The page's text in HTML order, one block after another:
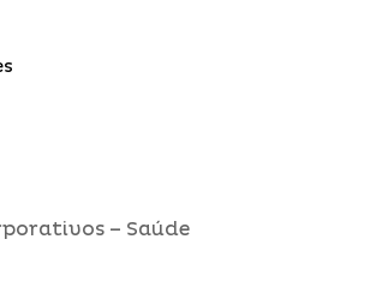
– Saúde